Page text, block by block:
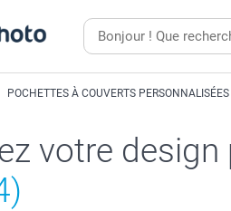
POCHETTES À COUVERTS PERSONNALISÉES
votre